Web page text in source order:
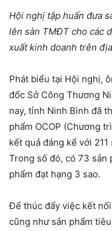
Hội nghị tập huấn đưa
lên sàn TMĐT cho các
xuất kinh doanh trên
Phát biểu tại Hội nghị,
đốc Sở Công Thương
nay, tỉnh Ninh Bình đã
phẩm OCOP (Chương
kết quả đáng kể với
Trong số đó, có 73 sản
phẩm đạt hạng 3 sao.
Để thúc đẩy việc kết nối
cũng như sản phẩm